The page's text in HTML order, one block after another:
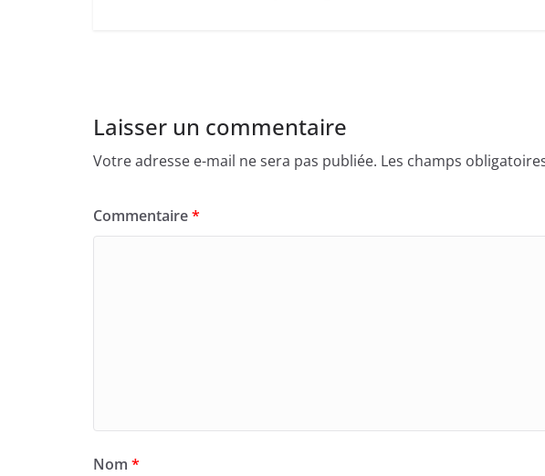
Laisser un commentaire
Votre adresse e-mail ne sera pas publiée. Les champs
Commentaire*
Nom *